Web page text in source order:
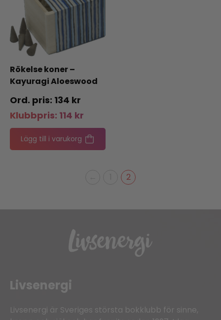
Rökelse koner –
Kayuragi Aloeswood
134 kr
Klubbpris: 114 kr
Lägg till i varukorg
2
Livsenergi
Livsenergi är Sveriges största bokklubb för sinne,